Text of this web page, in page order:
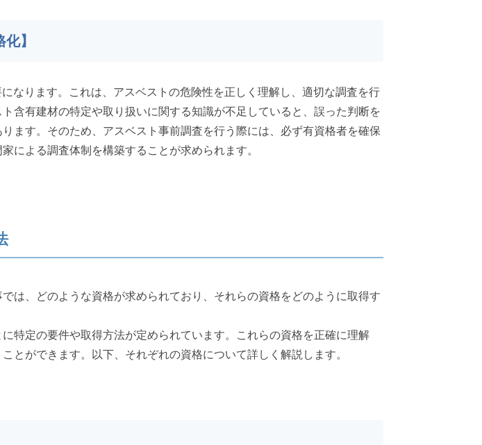
】
なります。これは、アスベストの危険性を正しく理解し、適切な調査を行
含有建材の特定や取り扱いに関する知識が不足していると、誤った判断を
ます。そのため、アスベスト事前調査を行う際には、必ず有資格者を確保
による調査体制を構築することが求められます。
は、どのような資格が求められており、それらの資格をどのように取得す
特定の要件や取得方法が定められています。これらの資格を正確に理解
とができます。以下、それぞれの資格について詳しく解説します。